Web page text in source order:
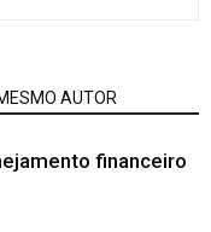
AUTOR
financeiro